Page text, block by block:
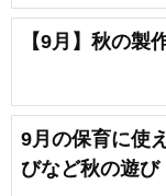
【9月】秋の製
9月の保育に使
びなど秋の遊び